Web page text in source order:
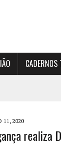
CADERNOS
CREDENCIADAS
11, 2020
realiza